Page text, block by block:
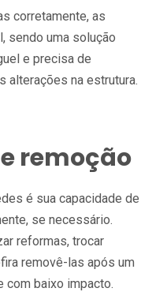
corretamente, as
sendo uma solução
e precisa de
alterações na estrutura.
remoção
é sua capacidade de
se necessário.
reformas, trocar
removê-las após um
com baixo impacto.